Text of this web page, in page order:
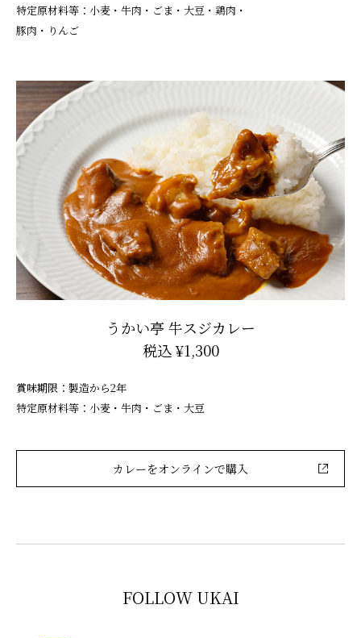
特定原材料等：小麦・牛肉・ごま・大豆・鶏肉・
豚肉・りんご
うかい亭 牛スジカレー
税込 ¥1,300
賞味期限：製造から2年
特定原材料等：小麦・牛肉・ごま・大豆
カレーをオンラインで購入
FOLLOW UKAI